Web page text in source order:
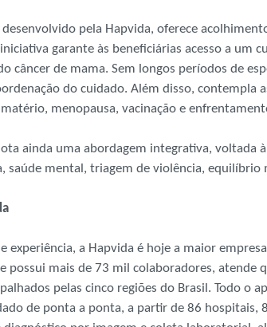
pela Hapvida, oferece
garante às beneficiárias acesso a um
câncer de mama. Sem longos períodos de
do cuidado. Além disso, contempla
menopausa, vacinação e
ainda uma abordagem integrativa, voltada
saúde mental, triagem de violência, equilíbrio
experiência, a Hapvida é hoje a maior
possui mais de 73 mil colaboradores, atende
pelas cinco regiões do Brasil. Todo o
de ponta a ponta, a partir de 86 hospitais,